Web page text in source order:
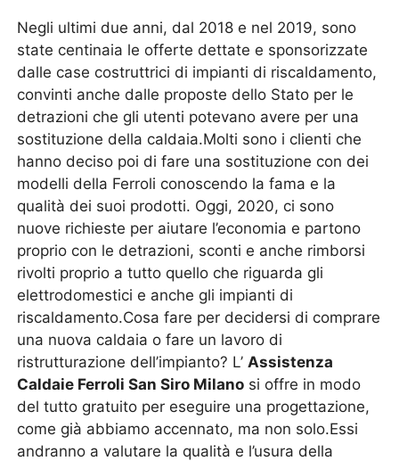
Negli ultimi due anni, dal 2018 e nel 2019, sono
state centinaia le offerte dettate e sponsorizzate
dalle case costruttrici di impianti di riscaldamento,
convinti anche dalle proposte dello Stato per le
detrazioni che gli utenti potevano avere per una
sostituzione della caldaia.Molti sono i clienti che
hanno deciso poi di fare una sostituzione con dei
modelli della Ferroli conoscendo la fama e la
qualità dei suoi prodotti. Oggi, 2020, ci sono
nuove richieste per aiutare l’economia e partono
proprio con le detrazioni, sconti e anche rimborsi
rivolti proprio a tutto quello che riguarda gli
elettrodomestici e anche gli impianti di
riscaldamento.Cosa fare per decidersi di comprare
una nuova caldaia o fare un lavoro di
ristrutturazione dell’impianto? L’Assistenza
Caldaie Ferroli San Siro Milano si offre in modo
del tutto gratuito per eseguire una progettazione,
come già abbiamo accennato, ma non solo.Essi
andranno a valutare la qualità e l’usura della